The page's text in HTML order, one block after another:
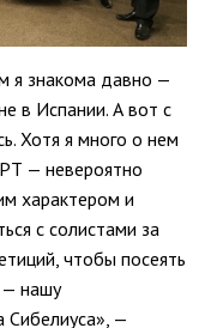
я знакома давно —
в Испании. А вот с
Хотя я много о нем
— невероятно
характером и
с солистами за
чтобы посеять
— нашу
Сибелиуса», —